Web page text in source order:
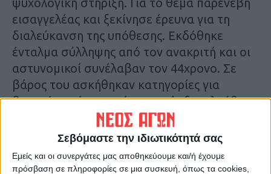
Σεβόμαστε την ιδιωτικότητά σας
Εμείς και οι συνεργάτες μας αποθηκεύουμε και/ή έχουμε
πρόσβαση σε πληροφορίες σε μια συσκευή, όπως τα cookies,
εισαγγελέας και ξεκίνησε έρευνα για τη
διαλεύκανση της υπόθεσης. Εκδόθηκε
ένταλμα σύλληψης από τον ανακριτή και οι
αστυνομικοί συνέλαβαν τον 44χρονο. Σε
βάρος του ασκήθηκαν κατηγορίες για
βιασμό κατά συρροή και κατ’ εξακολούθηση
και γενετήσιες πράξεις με ανηλίκους κατά
συρροή άπαξ και κατ’ εξακολούθηση.
Σύμφωνα με πληροφορίες ο 44χρονος
φέρεται να ομολόγησε τις πράξεις του.